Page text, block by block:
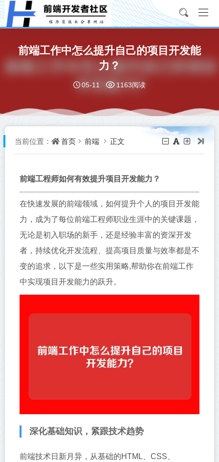
前端工作中怎么提升自己的项目开发能
力？
05-11 1163阅读
当前位置： 首页 前端 正文
前端工程师如何有效提升项目开发能力？
在快速发展的前端领域，如何提升个人的项目开发能
力，成为了每位前端工程师职业生涯中的关键课题，
无论是初入职场的新手，还是经验丰富的资深开发
者，持续优化开发流程、提高项目质量与效率都是不
变的追求，以下是一些实用策略,帮助你在前端工作
中实现项目开发能力的跃升。
深化基础知识，紧跟技术趋势
前端技术日新月异，从基础的HTML、CSS、